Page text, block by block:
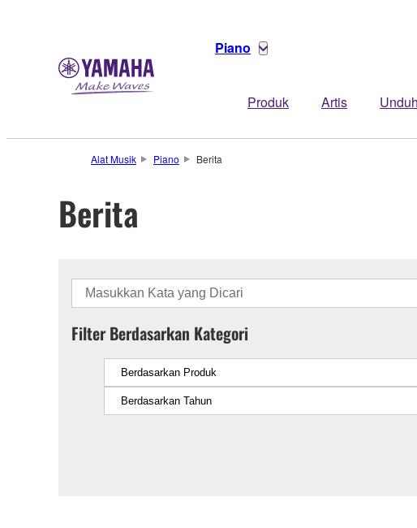
Piano
Produk Artis
Alat Musik Piano Berita
Berita
Filter Berdasarkan Kategori